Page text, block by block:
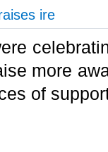
ire
more
of